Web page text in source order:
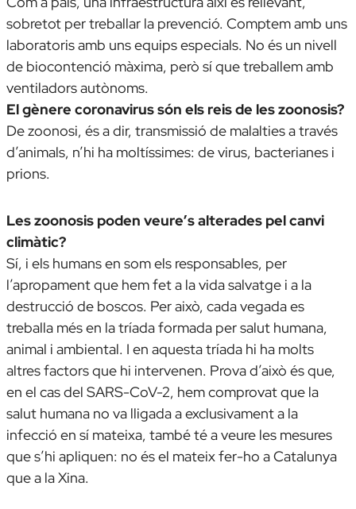
sobretot per treballar la prevenció. Comptem amb uns
laboratoris amb uns equips especials. No és un nivell
de biocontenció màxima, però sí que treballem amb
ventiladors autònoms.
El gènere coronavirus són els reis de les zoonosis?
De zoonosi, és a dir, transmissió de malalties a través
d’animals, n’hi ha moltíssimes: de virus, bacterianes i
prions.
Les zoonosis poden veure’s alterades pel canvi
climàtic?
Sí, i els humans en som els responsables, per
l’apropament que hem fet a la vida salvatge i a la
destrucció de boscos. Per això, cada vegada es
treballa més en la tríada formada per salut humana,
animal i ambiental. I en aquesta tríada hi ha molts
altres factors que hi intervenen. Prova d’això és que,
en el cas del SARS-CoV-2, hem comprovat que la
salut humana no va lligada a exclusivament a la
infecció en sí mateixa, també té a veure les mesures
que s’hi apliquen: no és el mateix fer-ho a Catalunya
que a la Xina.